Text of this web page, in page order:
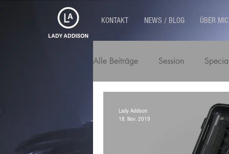
KONTAKT NEWS / BLOG ÜBER
Alle Beiträge Session
Lady Addison
18. Nov. 2019